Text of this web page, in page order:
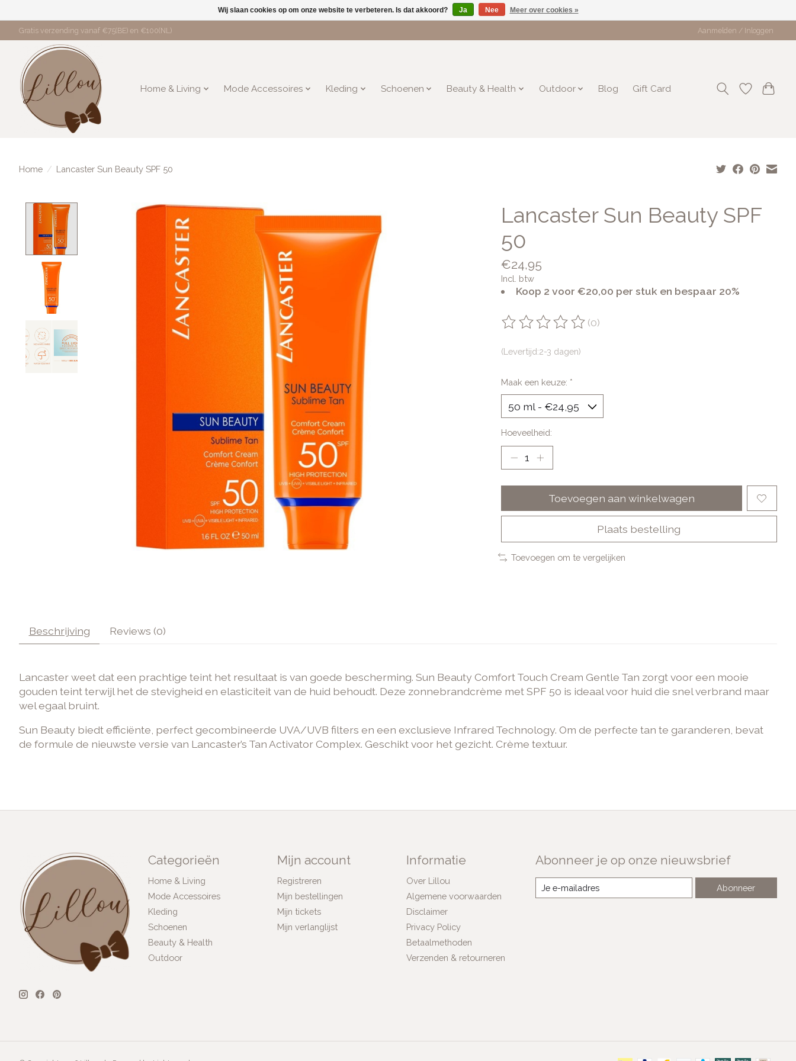
Gratis verzending vanaf €75(BE) en €100(NL) Aanmelden / Inloggen
Home & Living Mode Accessoires Kleding Schoenen Beauty & Health Outdoor Blog Gift Card
Home / Lancaster Sun Beauty SPF 50
Product image slideshow Items
Lancaster Sun Beauty SPF
50
€24,95
Incl. btw
Koop 2 voor €20,00 per stuk en bespaar 20%
De beoordeling van dit product is
(0)
(Levertijd:2-3 dagen)
Maak een keuze: *
Hoeveelheid:
Toevoegen aan winkelwagen
Plaats bestelling
Toevoegen om te vergelijken
Beschrijving Reviews (0)
Lancaster weet dat een prachtige teint het resultaat is van goede bescherming. Sun Beauty Comfort Touch Cream Gentle Tan zorgt voor een mooie
gouden teint terwijl het de stevigheid en elasticiteit van de huid behoudt. Deze zonnebrandcrème met SPF 50 is ideaal voor huid die snel verbrand maar
wel egaal bruint.
Sun Beauty biedt efficiënte, perfect gecombineerde UVA/UVB filters en een exclusieve Infrared Technology. Om de perfecte tan te garanderen, bevat
de formule de nieuwste versie van Lancaster’s Tan Activator Complex. Geschikt voor het gezicht. Crème textuur.
Categorieën
Home & Living
Mode Accessoires
Kleding
Schoenen
Beauty & Health
Outdoor
Mijn account
Registreren
Mijn bestellingen
Mijn tickets
Mijn verlanglijst
Informatie
Over Lillou
Algemene voorwaarden
Disclaimer
Privacy Policy
Betaalmethoden
Verzenden & retourneren
Abonneer je op onze nieuwsbrief
Abonneer
Wij slaan cookies op om onze website te verbeteren. Is dat akkoord? Ja Nee Meer over cookies »